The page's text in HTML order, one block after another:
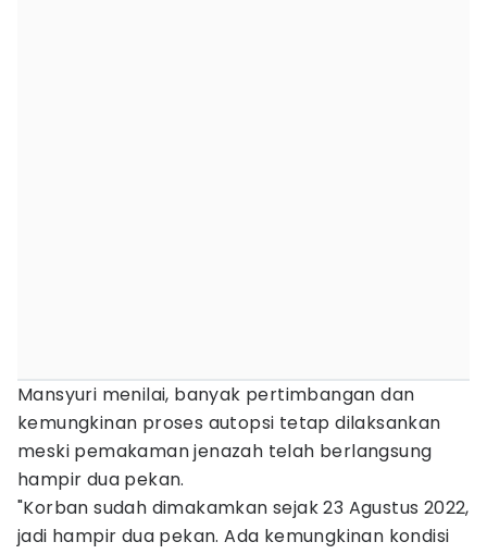
Mansyuri menilai, banyak pertimbangan dan
kemungkinan proses autopsi tetap dilaksankan
meski pemakaman jenazah telah berlangsung
hampir dua pekan.
"Korban sudah dimakamkan sejak 23 Agustus 2022,
jadi hampir dua pekan. Ada kemungkinan kondisi